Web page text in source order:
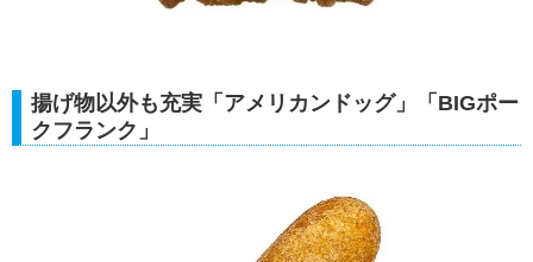
揚げ物以外も充実「アメリカンドッグ」「BIGポー
クフランク」